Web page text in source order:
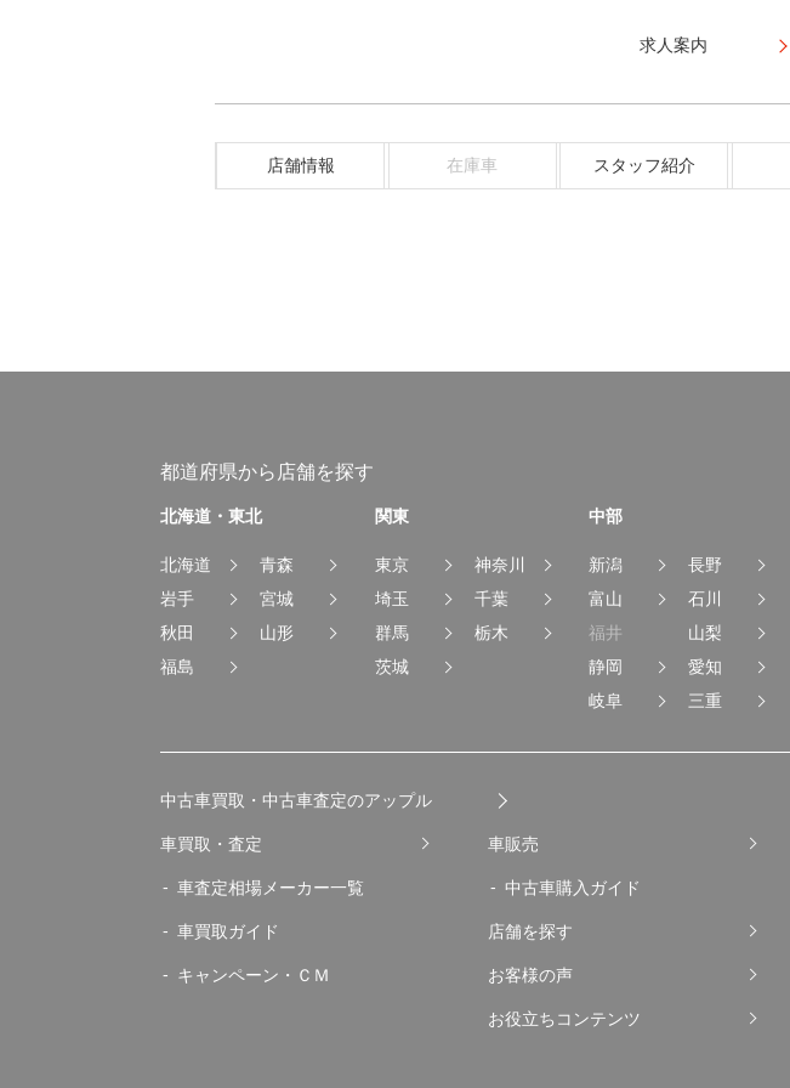
求人案内
店舗情報 在庫車 スタッフ紹介
都道府県から店舗を探す
北海道・東北
北海道
青森
岩手
宮城
秋田
山形
福島
関東
東京
神奈川
埼玉
千葉
群馬
栃木
茨城
中部
新潟
長野
富山
石川
福井
山梨
静岡
愛知
岐阜
三重
中古車買取・中古車査定のアップル
車買取・査定
車査定相場メーカー一覧
車買取ガイド
キャンペーン・ＣＭ
車販売
中古車購入ガイド
店舗を探す
お客様の声
お役立ちコンテンツ